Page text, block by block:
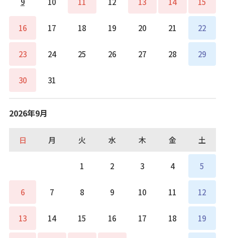
16 17 18 19 20 21 22
23 24 25 26 27 28 29
30 31
2026年9月
日 月 火 水 木 金 土
1 2 3 4 5
6 7 8 9 10 11 12
13 14 15 16 17 18 19